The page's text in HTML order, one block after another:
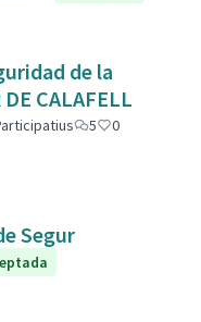
de la
de SEGUR DE CALAFELL
5
0
Segur